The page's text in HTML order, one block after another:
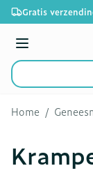
Ga naar de
Gratis
Menu
Product, merk,
Home /